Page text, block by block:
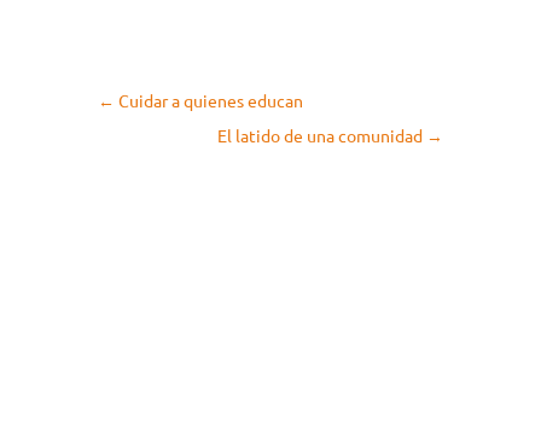
← Cuidar a quienes educan
El latido de una comunidad →